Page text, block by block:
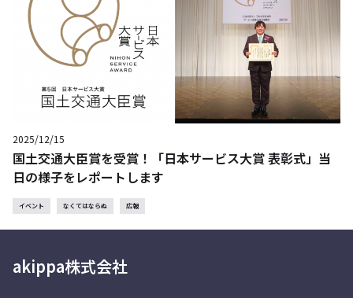
2025/12/15
国土交通大臣賞を受賞！「日本サービス大賞 表彰式」当
日の様子をレポートします
イベント なくてはならぬ 広報
akippa株式会社